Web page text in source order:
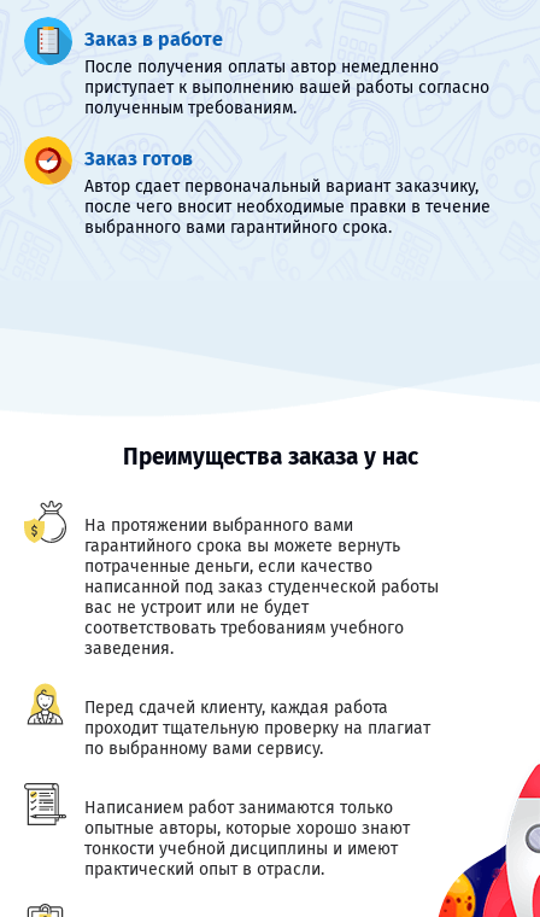
Заказ в работе
После получения оплаты автор немедленно
приступает к выполнению вашей работы согласно
полученным требованиям.
Заказ готов
Автор сдает первоначальный вариант заказчику,
после чего вносит необходимые правки в течение
выбранного вами гарантийного срока.
Преимущества заказа у нас
На протяжении выбранного вами
гарантийного срока вы можете вернуть
потраченные деньги, если качество
написанной под заказ студенческой работы
вас не устроит или не будет
соответствовать требованиям учебного
заведения.
Перед сдачей клиенту, каждая работа
проходит тщательную проверку на плагиат
по выбранному вами сервису.
Написанием работ занимаются только
опытные авторы, которые хорошо знают
тонкости учебной дисциплины и имеют
практический опыт в отрасли.